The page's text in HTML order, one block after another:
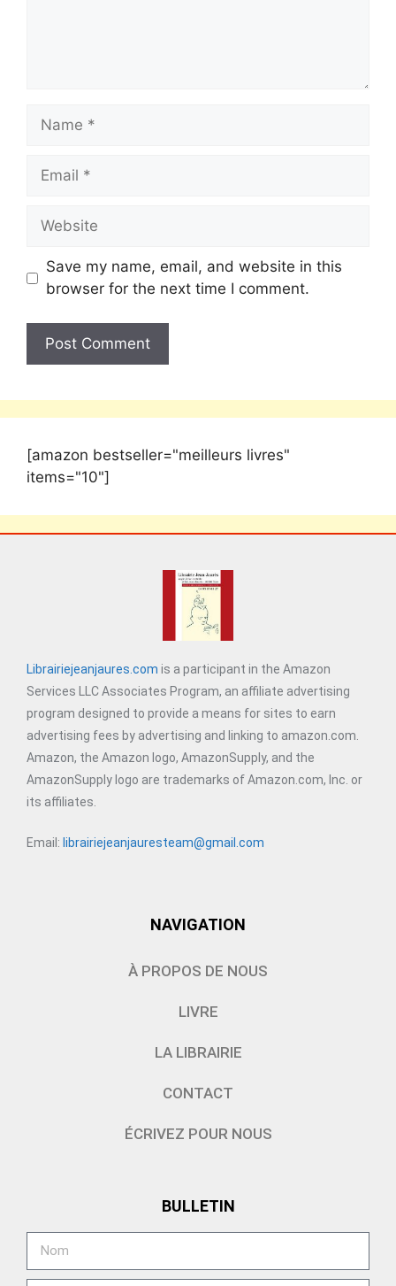
Save my name, email, and website in this
browser for the next time I comment.
[amazon bestseller="meilleurs livres"
items="10"]
Librairiejeanjaures.com is a participant in the Amazon
Services LLC Associates Program, an affiliate advertising
program designed to provide a means for sites to earn
advertising fees by advertising and linking to amazon.com.
Amazon, the Amazon logo, AmazonSupply, and the
AmazonSupply logo are trademarks of Amazon.com, Inc. or
its affiliates.
Email: librairiejeanjauresteam@gmail.com
NAVIGATION
À PROPOS DE NOUS
LIVRE
LA LIBRAIRIE
CONTACT
ÉCRIVEZ POUR NOUS
BULLETIN